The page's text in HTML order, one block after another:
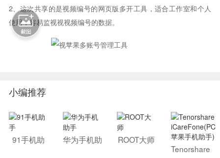
2、这次共享的是视频编号的网页版多开工具，适合工作室和个人
使用，容易监视视视频编号的数据。
小编推荐
91手机助 华为手机助
ROOT大师
Tenorshare